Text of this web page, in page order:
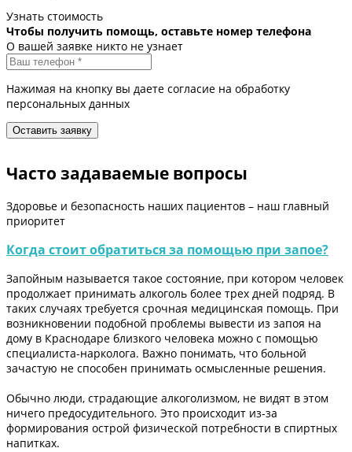
Узнать стоимость
Чтобы получить помощь, оставьте номер телефона
О вашей заявке никто не узнает
Нажимая на кнопку вы даете согласие на обработку
персональных данных
Часто задаваемые вопросы
Здоровье и безопасность наших пациентов – наш главный
приоритет
Когда стоит обратиться за помощью при запое?
Запойным называется такое состояние, при котором человек
продолжает принимать алкоголь более трех дней подряд. В
таких случаях требуется срочная медицинская помощь. При
возникновении подобной проблемы вывести из запоя на
дому в Краснодаре близкого человека можно с помощью
специалиста-нарколога. Важно понимать, что больной
зачастую не способен принимать осмысленные решения.
Обычно люди, страдающие алкоголизмом, не видят в этом
ничего предосудительного. Это происходит из-за
формирования острой физической потребности в спиртных
напитках.